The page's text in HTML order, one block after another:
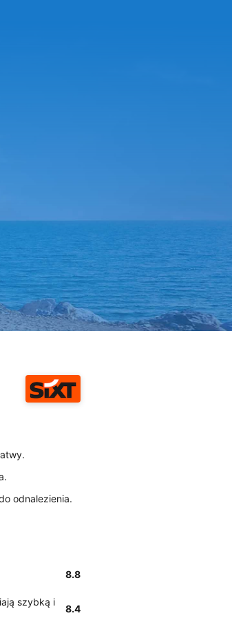
odnalezienia.
8.8
szybką i
8.4